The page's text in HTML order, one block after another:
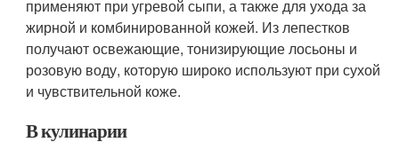
применяют при угревой сыпи, а также для ухода за
жирной и комбинированной кожей. Из лепестков
получают освежающие, тонизирующие лосьоны и
розовую воду, которую широко используют при сухой
и чувствительной коже.
В кулинарии